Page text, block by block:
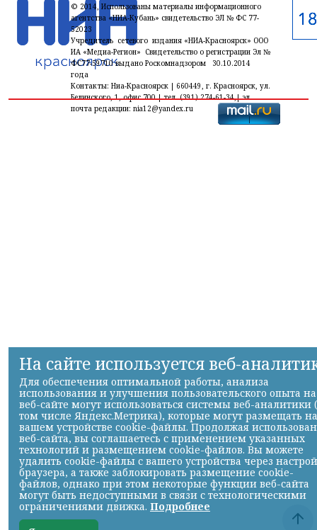
© 2014, Использованы материалы информационного
агентства «НИА-Кубань» свидетельство ЭЛ № ФС 77-
52023
Учредитель сетевого издания «НИА-Красноярск» ООО
ИА «Медиа-Регион» Свидетельство о регистрации Эл №
ФС77-59710 выдано Роскомнадзором 30.10.2014
года
Контакты: Ниа-Красноярск | 660449, г. Красноярск, ул.
Белинского, 1, офис 700 | тел. (391) 274-61-34,| эл.
почта редакции: nia12@yandex.ru
На сайте используется веб-
Для обеспечения оптимальной работы, анализа
использования и улучшения пользовательского опыта на
веб-сайте могут использоваться системы веб-аналитики
том числе Яндекс.Метрика), которые могут размещать на
вашем устройстве cookie-файлы. Продолжая
веб-сайта, вы соглашаетесь с применением указанных
технологий и размещением cookie-файлов. Вы можете
удалить cookie-файлы с вашего устройства через
браузера, а также заблокировать размещение cookie-
файлов, однако при этом некоторые функции веб-сайта
могут быть недоступными в связи с технологическими
ограничениями движка. Подробнее